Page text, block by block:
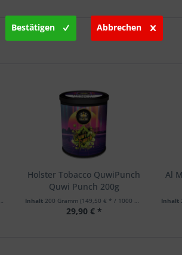
Holster Tobacco QuwiPunch
Quwi Punch 200g
Inhalt200 Gramm(149,50 € * / 1000 Gramm)
29,90 € *
Al
Inhalt
Bestätigen Abbrechen